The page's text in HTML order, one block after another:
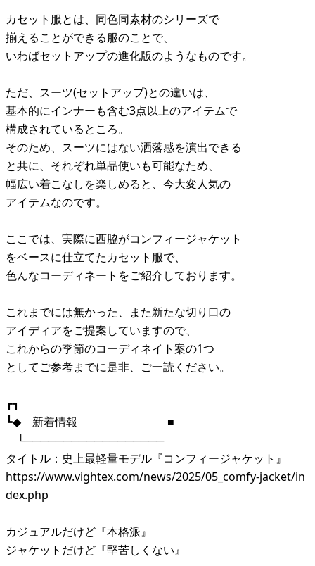
カセット服とは、同色同素材のシリーズで
揃えることができる服のことで、
いわばセットアップの進化版のようなものです。
ただ、スーツ(セットアップ)との違いは、
基本的にインナーも含む3点以上のアイテムで
構成されているところ。
そのため、スーツにはない洒落感を演出できる
と共に、それぞれ単品使いも可能なため、
幅広い着こなしを楽しめると、今大変人気の
アイテムなのです。
ここでは、実際に西脇がコンフィージャケット
をベースに仕立てたカセット服で、
色んなコーディネートをご紹介しております。
これまでには無かった、また新たな切り口の
アイディアをご提案していますので、
これからの季節のコーディネイト案の1つ
としてご参考までに是非、ご一読ください。
┏┓
┗◆ 新着情報 ■
└──────────────────
タイトル：史上最軽量モデル『コンフィージャケット』
https://www.vightex.com/news/2025/05_comfy-jacket/in
dex.php
カジュアルだけど『本格派』
ジャケットだけど『堅苦しくない』